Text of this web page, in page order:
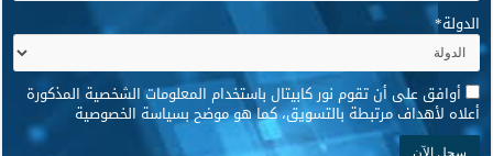
الدولة*
* أوافق على أن تقوم نور كابيتال باستخدام المعلومات الشخصية المذكورة
أعلاه لأهداف مرتبطة بالتسويق، كما هو موضح بسياسة الخصوصية